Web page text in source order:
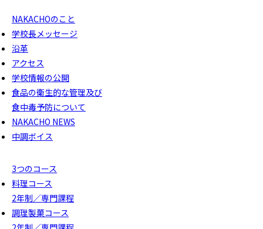
NAKACHOのこと
学校長メッセージ
沿革
アクセス
学校情報の公開
食品の衛生的な管理及び
食中毒予防について
NAKACHO NEWS
中調ボイス
3つのコース
料理コース
2年制／専門課程
調理製菓コース